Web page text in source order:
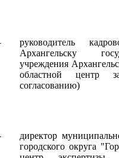
руководитель
Архангельску
учреждения
областной центр
согласованию)
директор
городского округа